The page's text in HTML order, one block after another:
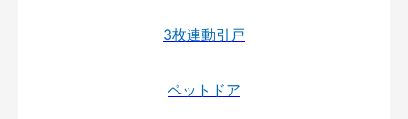
3枚連動引戸
ペットドア